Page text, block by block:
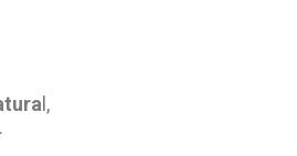
l,